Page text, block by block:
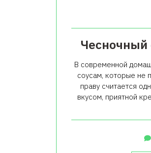
Чесночный
В современной
соусам, которые не
праву считается
вкусом, приятной